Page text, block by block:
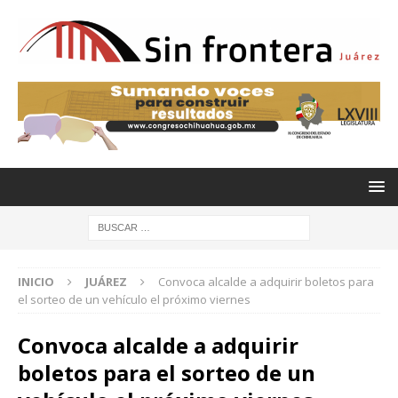
INICIO JUÁREZ
Convoca alcalde a adquirir boletos para
el sorteo de un vehículo el próximo viernes
Convoca alcalde a adquirir
boletos para el sorteo de un